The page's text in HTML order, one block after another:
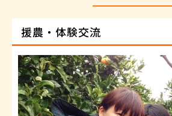
援農・体験交流